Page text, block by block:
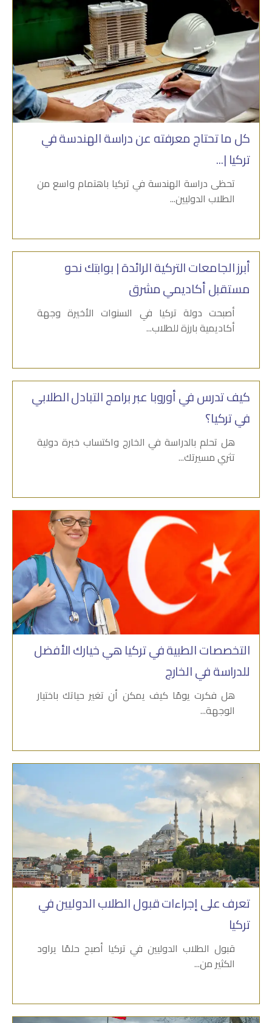
كل ما تحتاج معرفته عن دراسة الهندسة في
تركيا |...
تحظى دراسة الهندسة في تركيا باهتمام واسع من
الطلاب الدوليين...
أبرز الجامعات التركية الرائدة | بوابتك نحو
مستقبل أكاديمي مشرق
أصبحت دولة تركيا في السنوات الأخيرة وجهة
أكاديمية بارزة للطلاب...
كيف تدرس في أوروبا عبر برامج التبادل الطلابي
في تركيا؟
هل تحلم بالدراسة في الخارج واكتساب خبرة دولية
تثري مسيرتك...
التخصصات الطبية في تركيا هي خيارك الأفضل
للدراسة في الخارج
هل فكرت يومًا كيف يمكن أن تغير حياتك باختيار
الوجهة...
تعرف على إجراءات قبول الطلاب الدوليين في
تركيا
قبول الطلاب الدوليين في تركيا أصبح حلمًا يراود
الكثير من...